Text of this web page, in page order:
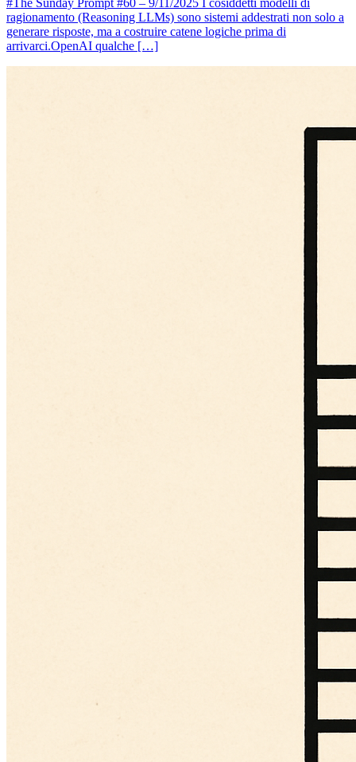
#The Sunday Prompt #60 – 9/11/2025 I cosiddetti modelli di
ragionamento (Reasoning LLMs) sono sistemi addestrati non solo a
generare risposte, ma a costruire catene logiche prima di
arrivarci.OpenAI qualche […]